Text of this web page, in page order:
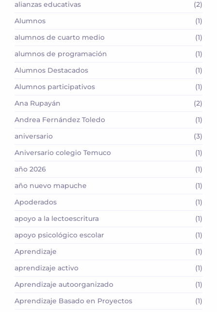
alianzas educativas
(2)
Alumnos
(1)
alumnos de cuarto medio
(1)
alumnos de programación
(1)
Alumnos Destacados
(1)
Alumnos participativos
(1)
Ana Rupayán
(2)
Andrea Fernández Toledo
(1)
aniversario
(3)
Aniversario colegio Temuco
(1)
año 2026
(1)
año nuevo mapuche
(1)
Apoderados
(1)
apoyo a la lectoescritura
(1)
apoyo psicológico escolar
(1)
Aprendizaje
(1)
aprendizaje activo
(1)
Aprendizaje autoorganizado
(1)
Aprendizaje Basado en Proyectos
(1)